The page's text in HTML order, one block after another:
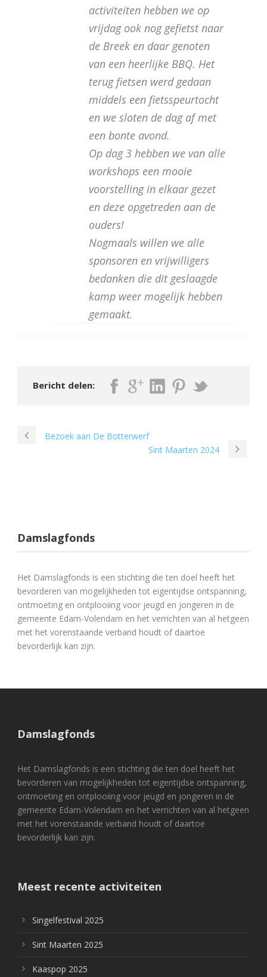
activiteiten hebben we op
vrijdag ook nog gefietst naar
de Breek en daar genoten
van een heerlijke BBQ. Het
terug fietsen werd gedaan
middels een fietsspeurtocht
en we sloten de dag af met
een bonte avond.
Op dag 3 hebben we van alle
workshops een mooie
voorstelling in elkaar gezet
en deze opgetreden aan de
ouders!
Nogmaals willen we alle
sponsoren en vrijwilligers
bedanken die dit geslaagde
kamp weer mogelijk hebben
gemaakt.
Bericht delen:
Bezoek aan De Botterwerf
Sint Maarten 2024
Damslagfonds
Het Damslagfonds is een stichting die ten doel heeft het
bevorderen van mogelijkheden tot eigentijdse ontspanning,
ontmoeting en ontplooiing voor jeugd en jongeren in de
gemeente Edam-Volendam en het verrichten van al hetgeen
met het vorenstaande verband houdt of daartoe
bevorderlijk kan zijn.
Damslagfonds
Het Damslagfonds is een stichting die ten doel heeft het
bevorderen van mogelijkheden tot eigentijdse ontspanning,
ontmoeting en ontplooiing voor jeugd en jongeren in de
gemeente Edam-Volendam en het verrichten van al hetgeen
met het vorenstaande verband houdt of daartoe
bevorderlijk kan zijn.
Meest recente activiteiten
Singelfestival 2025
Sint Maarten 2025
Kaaspop 2025